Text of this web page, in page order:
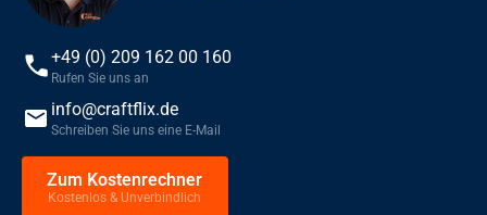
+49 (0) 209 162 00 160
Rufen Sie uns an
info@craftflix.de
Schreiben Sie uns eine E-Mail
Zum Kostenrechner
Kostenlos & Unverbindlich